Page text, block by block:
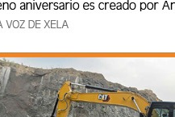
las 8:00 de la noche
internacional con una
ronda.